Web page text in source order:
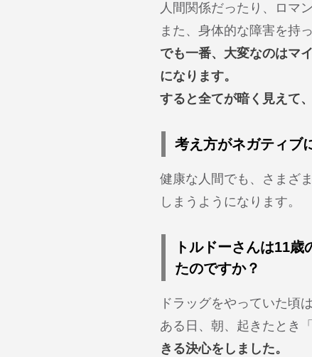
人間関係だったり、ロマン
また、身体的な障害を持
でも一番、大変なのはマ
になります。
すると全てが暗く見えて
考え方がネガティブ
健康な人間でも、さまざ
しまうようになります。
トルドーさんは11
たのですか？
ドラッグをやっていた頃は
ある日、朝、起きたとき
きる決心をしました。